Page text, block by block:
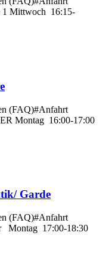
Mittwoch 16:15-
(FAQ)#Anfahrt
Montag 16:00-17:00
Garde
(FAQ)#Anfahrt
Montag 17:00-18:30